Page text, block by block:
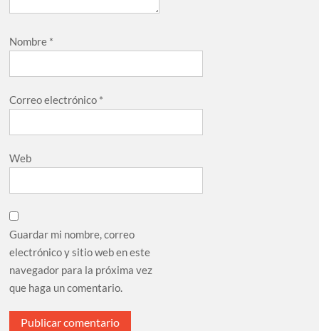
Nombre *
Correo electrónico *
Web
Guardar mi nombre, correo
electrónico y sitio web en este
navegador para la próxima vez
que haga un comentario.